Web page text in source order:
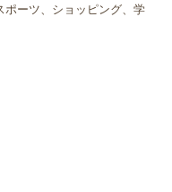
ーツ、ショッピング、学